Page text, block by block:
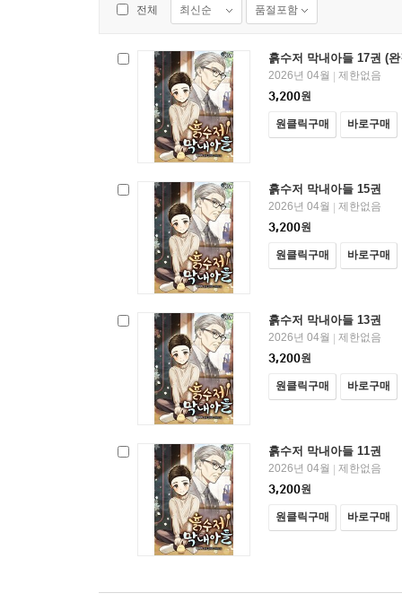
전체 최신순 품절포함
흙수저 막내아들 17권 (
2026년 04월 | 제한없음
3,200원
원클릭구매 바로구매
흙수저 막내아들 15권
2026년 04월 | 제한없음
3,200원
원클릭구매 바로구매
흙수저 막내아들 13권
2026년 04월 | 제한없음
3,200원
원클릭구매 바로구매
흙수저 막내아들 11권
2026년 04월 | 제한없음
3,200원
원클릭구매 바로구매